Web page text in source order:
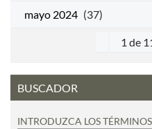
mayo 2024 (37)
1 de
BUSCADOR
INTRODUZCA LOS